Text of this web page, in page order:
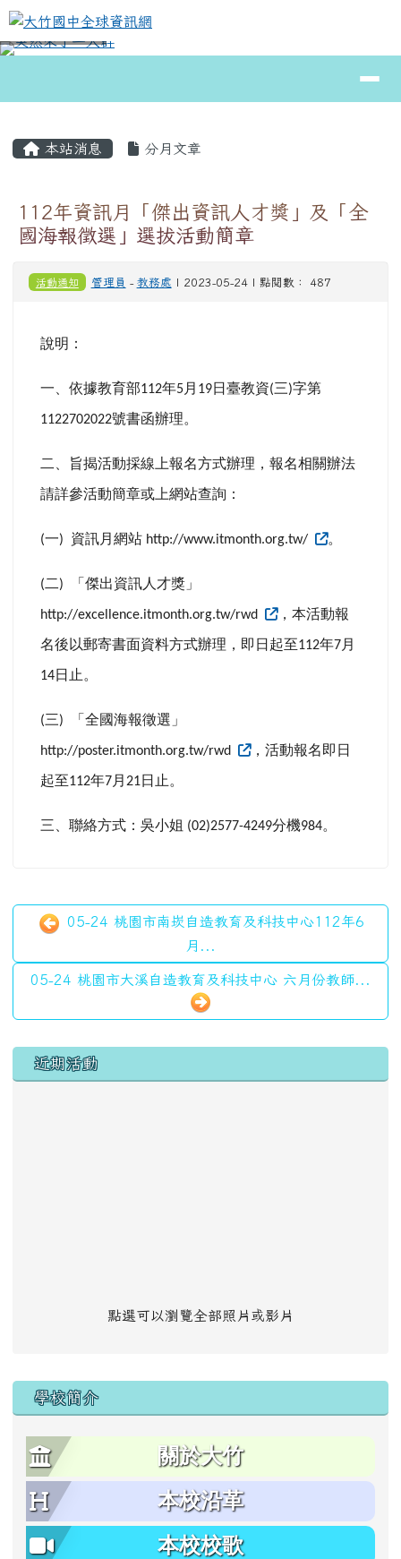
跳至主內容區
大竹國中全球資訊網
⏸
本站消息 分月文章
112年資訊月「傑出資訊人才獎」及「全
國海報徵選」選拔活動簡章
活動通知 管理員 - 教務處 | 2023-05-24 | 點閱數： 487
說明：
一、依據教育部112年5月 19日臺教資(三)字第
1122702022號書函辦理。
二、旨揭活動採線上報名方式辦理，報名相關辦法
請詳參活動簡章或上網站查詢：
(一) 資訊月網站 http://www.itmonth.org.tw/ 。
(二) 「傑出資訊人才獎」
http://excellence.itmonth.org.tw/rwd
，本活動報
名後以郵寄書面資料方式辦理，即日起至112年7月
14日止。
(三) 「全國海報徵選」
http://poster.itmonth.org.tw/rwd
，活動報名即日
起至112年7月 21日止。
三、聯絡方式：吳小姐 (02)2577-4249分機984。
05-24 桃園市南崁自造教育及科技中心112年6
月...
05-24 桃園市大溪自造教育及科技中心 六月份教師...
左邊區域內容
近期活動
點選可以瀏覽全部照片或影片
學校簡介
關於大竹
本校沿革
本校校歌